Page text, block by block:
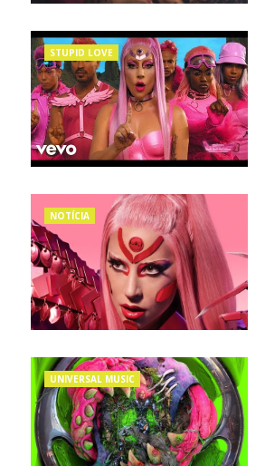
STUPID LOVE
NOTÍCIA
UNIVERSAL MUSIC